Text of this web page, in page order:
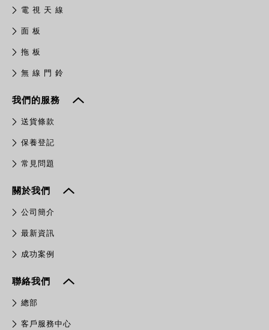
電 視 天 線
面 板
拖 板
無 線 門 鈴
我們的服務
送貨條款
保養登記
常見問題
關於我們
公司簡介
最新資訊
成功案例
聯絡我們
總部
客戶服務中心